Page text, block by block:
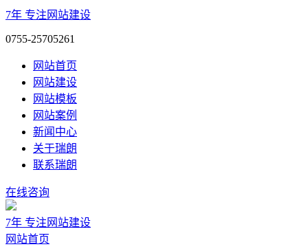
7年 专注网站建设
0755-25705261
网站首页
网站建设
网站模板
网站案例
新闻中心
关于瑞朗
联系瑞朗
在线咨询
7年 专注网站建设
网站首页